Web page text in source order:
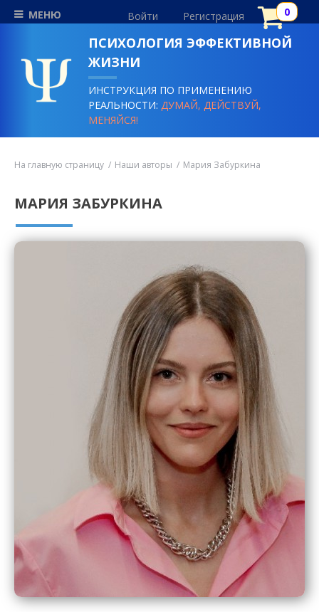
МЕНЮ Войти Регистрация
ПСИХОЛОГИЯ ЭФФЕКТИВНОЙ
ЖИЗНИ
ИНСТРУКЦИЯ ПО ПРИМЕНЕНИЮ
РЕАЛЬНОСТИ:ДУМАЙ, ДЕЙСТВУЙ,
МЕНЯЙСЯ!
На главную страницу Наши авторы Мария Забуркина
МАРИЯ ЗАБУРКИНА